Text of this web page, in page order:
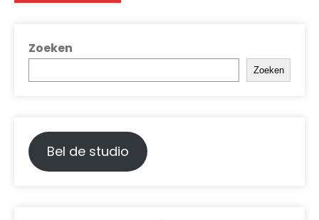
Zoeken
Zoeken
Bel de studio